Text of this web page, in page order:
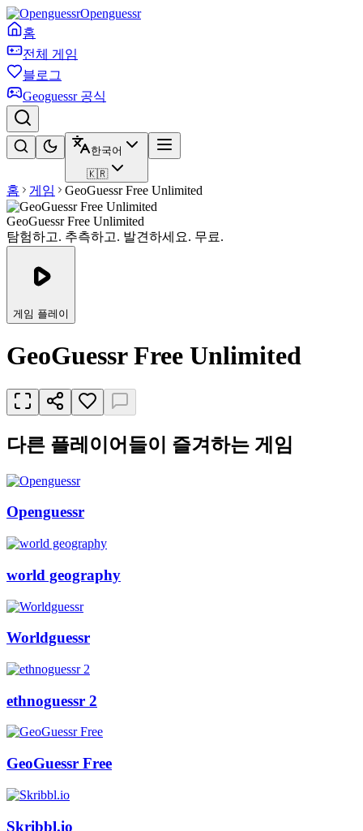
Openguessr
홈
전체 게임
블로그
Geoguessr 공식
한국어
🇰🇷
홈 게임 GeoGuessr Free Unlimited
GeoGuessr Free Unlimited
탐험하고. 추측하고. 발견하세요. 무료.
게임 플레이
GeoGuessr Free Unlimited
다른 플레이어들이 즐겨하는 게임
Openguessr
world geography
Worldguessr
ethnoguessr 2
GeoGuessr Free
Skribbl.io